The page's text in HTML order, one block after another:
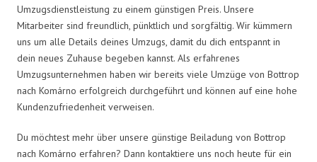
Umzugsdienstleistung zu einem günstigen Preis. Unsere
Mitarbeiter sind freundlich, pünktlich und sorgfältig. Wir kümmern
uns um alle Details deines Umzugs, damit du dich entspannt in
dein neues Zuhause begeben kannst. Als erfahrenes
Umzugsunternehmen haben wir bereits viele Umzüge von Bottrop
nach Komárno erfolgreich durchgeführt und können auf eine hohe
Kundenzufriedenheit verweisen.
Du möchtest mehr über unsere günstige Beiladung von Bottrop
nach Komárno erfahren? Dann kontaktiere uns noch heute für ein